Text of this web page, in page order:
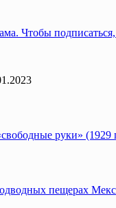
Чтобы
пещерах